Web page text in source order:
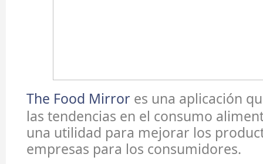
The Food Mirror es una aplicación
las tendencias en el consumo
una utilidad para mejorar los
empresas para los consumidores.